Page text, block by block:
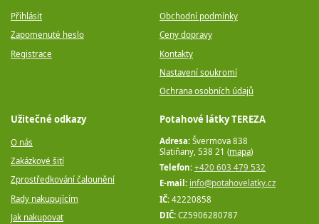
Potahové látky TEREZA
Adresa: Švermova 838
Slatiňany, 538 21 (mapa)
Telefon: +420 603 479 532
E-mail: info@potahovelatky.cz
IČ: 42220858
DIČ: CZ5906280787
Přihlásit
Zapomenuté heslo
Registrace
Obchodní podmínky
Ceny dopravy
Kontakty
Nastavení soukromí
Ochrana osobních údajů
Užitečné odkazy
O nás
Zakázkové šití
Zprostředkování čalounění
Rady nakupujícím
Jak nakupovat